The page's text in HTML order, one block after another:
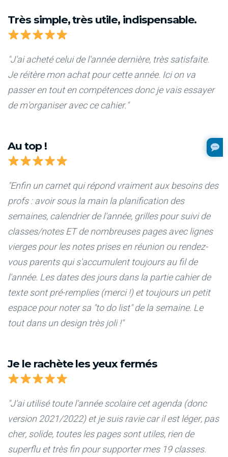
Très simple, très utile, indispensable.
"J'ai acheté celui de l'année dernière, très satisfaite.
Je réitère mon achat pour cette année. Ici on va
passer en tout en compétences donc je vais essayer
de m'organiser avec ce cahier."
Au top !
"Enfin un carnet qui répond vraiment aux besoins des
profs : avoir sous la main la planification des
semaines, calendrier de l'année, grilles pour suivi de
classes/notes ET de nombreuses pages avec lignes
vierges pour les notes prises en réunion ou rendez-
vous parents qui s'accumulent toujours au fil de
l'année. Les dates des jours dans la partie cahier de
texte sont pré-remplies (merci !) et toujours un petit
espace pour noter sa "to do list" de la semaine. Le
tout dans un design très joli !"
Je le rachète les yeux fermés
"J'ai utilisé toute l'année scolaire cet agenda (donc
version 2021/2022) et je suis ravie car il est léger, pas
cher, solide, toutes les pages sont utiles, rien de
superflu et très fin pour supporter mes 19 classes.